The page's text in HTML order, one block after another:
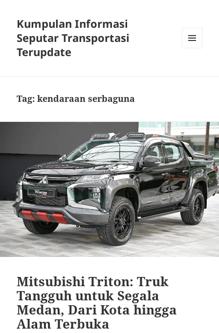
Kumpulan Informasi
Seputar Transportasi
Terupdate
Tag:kendaraan serbaguna
Mitsubishi Triton: Truk
Tangguh untuk Segala
Medan, Dari Kota hingga
Alam Terbuka